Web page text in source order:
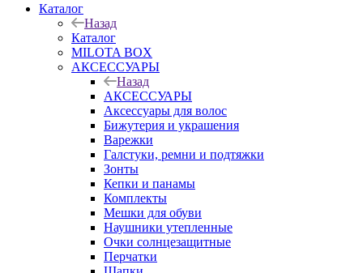
Каталог
Назад
Каталог
MILOTA BOX
АКСЕССУАРЫ
Назад
АКСЕССУАРЫ
Аксессуары для волос
Бижутерия и украшения
Варежки
Галстуки, ремни и подтяжки
Зонты
Кепки и панамы
Комплекты
Мешки для обуви
Наушники утепленные
Очки солнцезащитные
Перчатки